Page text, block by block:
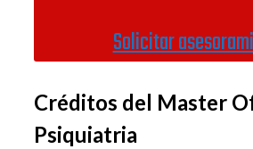
Solicitar
Créditos del Master
Psiquiatria